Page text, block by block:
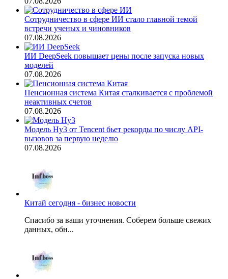
Сотрудничество в сфере ИИ стало главной темой
встречи ученых и чиновников
07.08.2026
ИИ DeepSeek повышает цены после запуска новых
моделей
07.08.2026
Пенсионная система Китая сталкивается с проблемой
неактивных счетов
07.08.2026
Модель Hy3 от Tencent бьет рекорды по числу API-
вызовов за первую неделю
07.08.2026
Китай сегодня - бизнес новости
Спасибо за ваши уточнения. Соберем больше свежих
данных, обн...